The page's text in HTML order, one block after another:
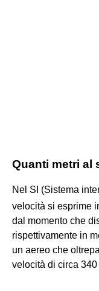
Quanti metri al
Nel SI (Sistema
velocità si esprime
dal momento che
rispettivamente in
un aereo che
velocità di circa 340